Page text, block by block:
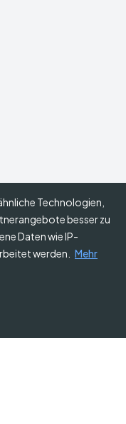
Technologien,
besser zu
Daten wie IP-
werden.
Mehr